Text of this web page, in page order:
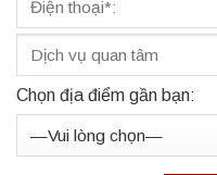
Chọn địa điểm gần bạn: